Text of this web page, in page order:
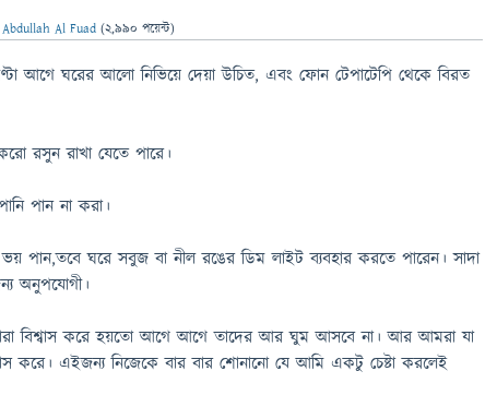
Abdullah Al Fuad (2,990 পয়েন্ট)
আগে ঘরের আলো নিভিয়ে দেয়া উচিত, এবং ফোন টেপাটেপি থেকে বিরত
রসুন রাখা যেতে পারে।
পান না করা।
পান,তবে ঘরে সবুজ বা নীল রঙের ডিম লাইট ব্যবহার করতে পারেন। সাদা
অনুপযোগী।
বিশ্বাস করে হয়তো আগে আগে তাদের আর ঘুম আসবে না। আর আমরা যা
করে। এইজন্য নিজেকে বার বার শোনানো যে আমি একটু চেষ্টা করলেই